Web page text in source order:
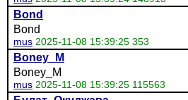
Bond
Bond
mus 2025-11-08 15:39:25 353
Boney_M
Boney_M
mus 2025-11-08 15:39:25 115563